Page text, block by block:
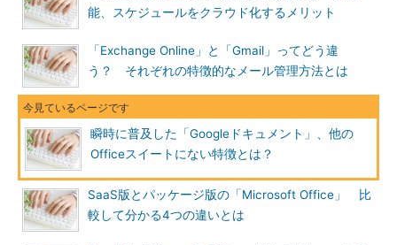
能、スケジュールをクラウド化するメリット
「Exchange Online」と「Gmail」ってどう違
う？ それぞれの特徴的なメール管理方法とは
瞬時に普及した「Googleドキュメント」、他の
Officeスイートにない特徴とは？
SaaS版とパッケージ版の「Microsoft Office」 比
較して分かる4つの違いとは